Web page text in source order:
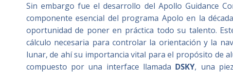
Sin embargo fue el desarrollo del Apollo Guidance
componente esencial del programa Apolo en la
oportunidad de poner en práctica todo su talento.
cálculo necesaria para controlar la orientación y la
lunar, de ahí su importancia vital para el propósito de
compuesto por una interface llamada DSKY, una